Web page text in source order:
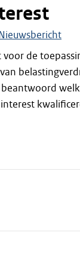
de